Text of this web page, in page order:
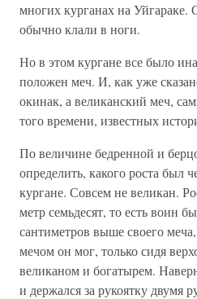
многих курганах на Уйгараке.
обычно клали в ноги.
Но в этом кургане все было
положен меч. И, как уже
окинак, а великанский меч,
того времени, известных
По величине бедренной и
определить, какого роста был
кургане. Совсем не великан.
метр семьдесят, то есть воин
сантиметров выше своего
мечом он мог, только сидя
великаном и богатырем.
и держался за рукоятку двумя